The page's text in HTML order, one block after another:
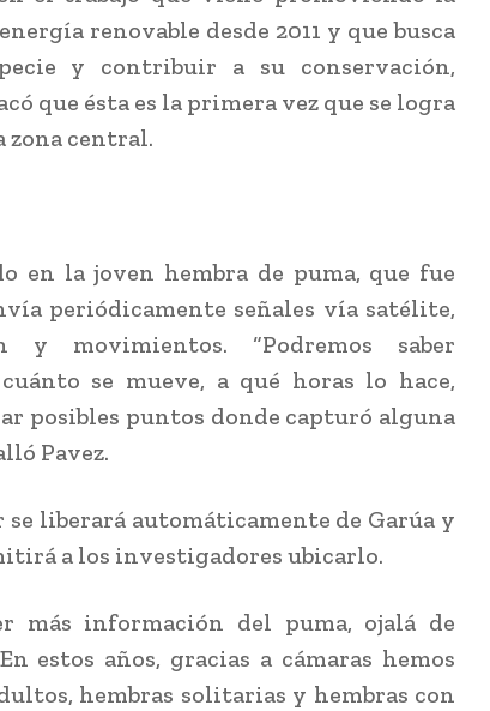
renovable desde 2011 y que busca
y contribuir a su conservación,
que ésta es la primera vez que se logra
zona central.
en la joven hembra de puma, que fue
periódicamente señales vía satélite,
y movimientos. “Podremos saber
se mueve, a qué horas lo hace,
posibles puntos donde capturó alguna
Pavez.
se liberará automáticamente de Garúa y
a los investigadores ubicarlo.
más información del puma, ojalá de
estos años, gracias a cámaras hemos
hembras solitarias y hembras con